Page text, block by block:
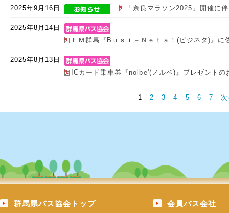
2025年9月16日 「奈良マラソン2025」開催に
2025年8月14日
ＦＭ群馬『Bｕｓｉ－Ｎｅｔａ！(ビジネタ)』に
2025年8月13日
ICカード乗車券『nolbe'(ノルベ)』プレゼント
1 2 3 4 5 6 7
群馬県バス協会トップ 会員バス会社